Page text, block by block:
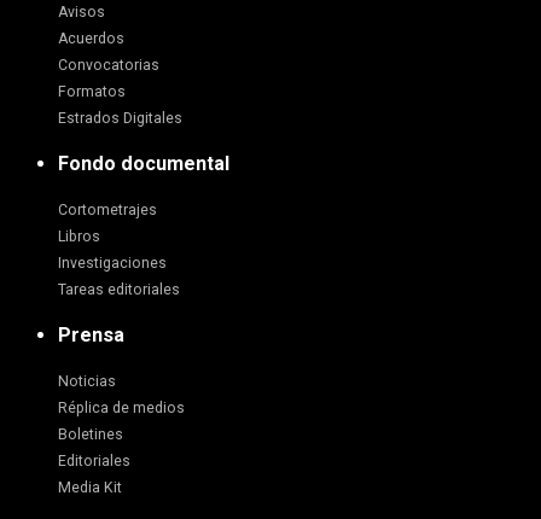
Avisos
Acuerdos
Convocatorias
Formatos
Estrados Digitales
Fondo documental
Cortometrajes
Libros
Investigaciones
Tareas editoriales
Prensa
Noticias
Réplica de medios
Boletines
Editoriales
Media Kit